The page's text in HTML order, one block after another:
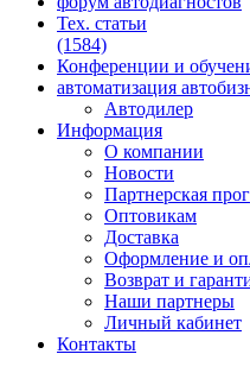
Тех. статьи
(1584)
Конференции и
автоматизация
Автодилер
Информация
О компании
Новости
Партнерская
Оптовикам
Доставка
Оформление и
Возврат и
Наши партнеры
Личный кабинет
Контакты